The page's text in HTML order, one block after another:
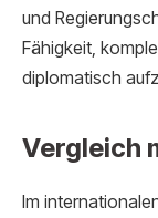
und
Fähigkeit,
diplomatisch
Vergleich
Im